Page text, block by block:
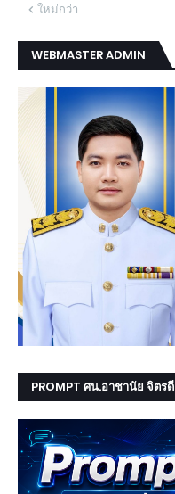
ใหม่กว่า
WEBMASTER ADMIN
PROMPT ศน.อาชานัย จิตรดี